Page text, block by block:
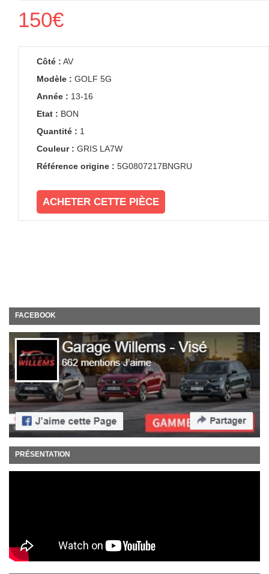
150€
Côté : AV
Modèle : GOLF 5G
Année : 13-16
Etat : BON
Quantité : 1
Couleur : GRIS LA7W
Référence origine : 5G0807217BNGRU
ACHETER CETTE PIÈCE
FACEBOOK
PRÉSENTATION